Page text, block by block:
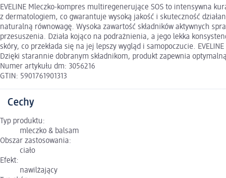
EVELINE Mleczko-kompres multiregenerujące SOS to intensywna
z dermatologiem, co gwarantuje wysoką jakość i skuteczność
naturalną równowagę. Wysoka zawartość składników aktywnych
przesuszenia. Działa kojąco na podrażnienia, a jego lekka
skóry, co przekłada się na jej lepszy wygląd i samopoczucie.
Dzięki starannie dobranym składnikom, produkt zapewnia
Numer artykułu dm: 3056216
GTIN: 5901761901313
Cechy
Typ produktu:
mleczko & balsam
Obszar zastosowania:
ciało
Efekt:
nawilżający